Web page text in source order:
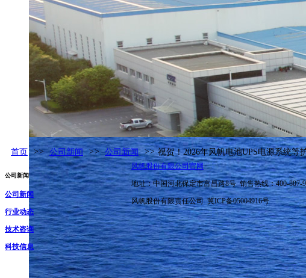
首页 >> 公司新闻 >> 公司新闻 >> 祝贺！2026年风帆电池UPS电源系统
公司新闻
公司新闻
行业动态
技术咨询
科技信息
风帆股份有限公司官网
地址：中国河北保定市富昌路8号 销售热线：400-807-
风帆股份有限责任公司 冀ICP备05004916号